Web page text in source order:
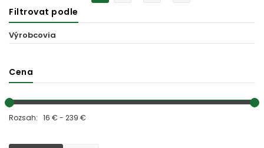
Filtrovat podle
Výrobcovia
Cena
Rozsah: 16 € - 239 €